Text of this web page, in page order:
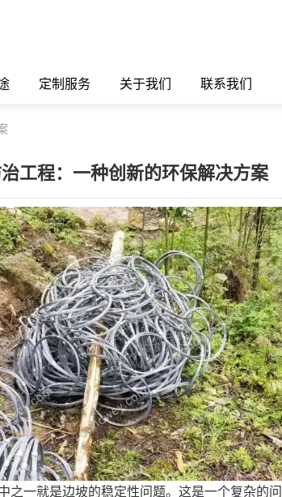
定制服务 关于我们 联系我们
工程：一种创新的环保解决方案
一就是边坡的稳定性问题。这是一个复杂的